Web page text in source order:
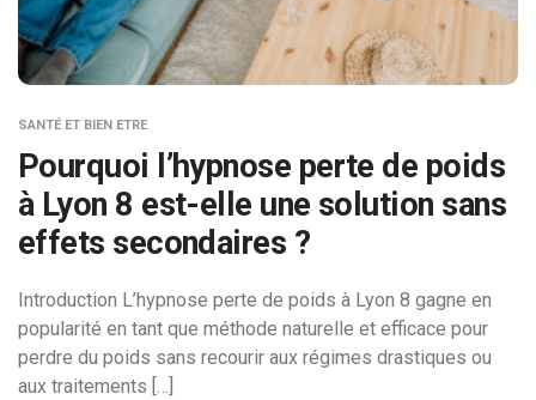
SANTÉ ET BIEN ETRE
Pourquoi l’hypnose perte de poids
à Lyon 8 est-elle une solution sans
effets secondaires ?
Introduction L’hypnose perte de poids à Lyon 8 gagne en
popularité en tant que méthode naturelle et efficace pour
perdre du poids sans recourir aux régimes drastiques ou
aux traitements […]